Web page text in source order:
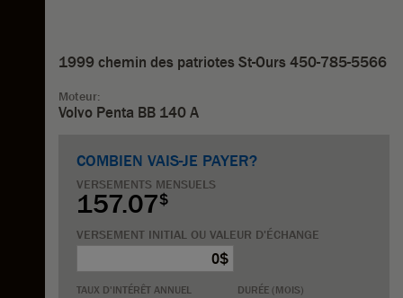
1999 chemin des patriotes St-Ours 450-785-5566
Moteur:
Volvo Penta BB 140 A
COMBIEN VAIS-JE PAYER?
VERSEMENTS MENSUELS
157.07$
VERSEMENT INITIAL OU VALEUR D'ÉCHANGE
$
TAUX D'INTÉRÊT ANNUEL DURÉE (MOIS)